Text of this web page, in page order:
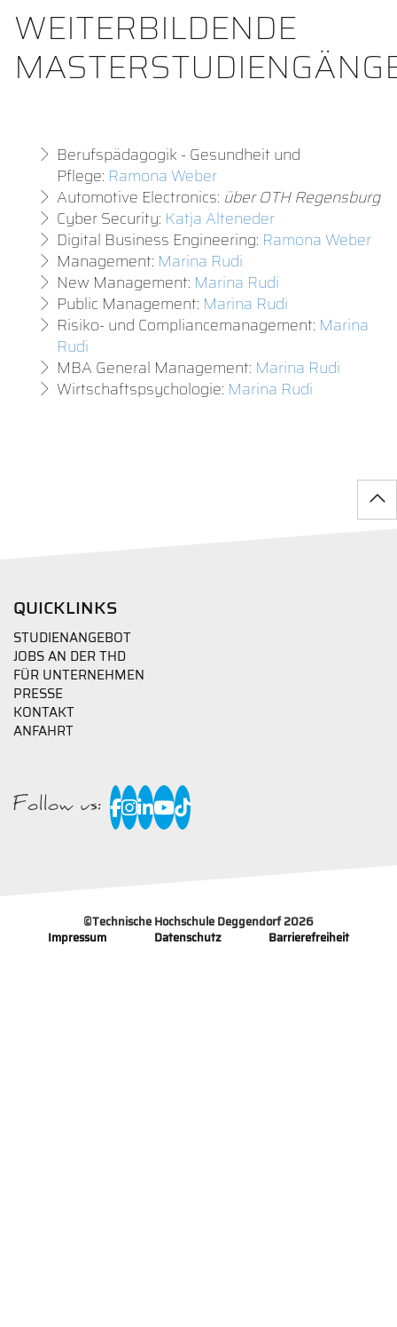
WEITERBILDENDE
Berufspädagogik - Gesundheit und
Pflege: Ramona Weber
Automotive Electronics: über OTH Regensburg
Cyber Security: Katja Alteneder
Digital Business Engineering: Ramona Weber
Management: Marina Rudi
New Management: Marina Rudi
Public Management: Marina Rudi
Risiko- und Compliancemanagement: Marina
Rudi
MBA General Management: Marina Rudi
Wirtschaftspsychologie: Marina Rudi
QUICKLINKS
STUDIENANGEBOT
JOBS AN DER THD
FÜR UNTERNEHMEN
PRESSE
KONTAKT
ANFAHRT
Follow us:
©Technische Hochschule Deggendorf 2026
Impressum
Datenschutz Barrierefreiheit